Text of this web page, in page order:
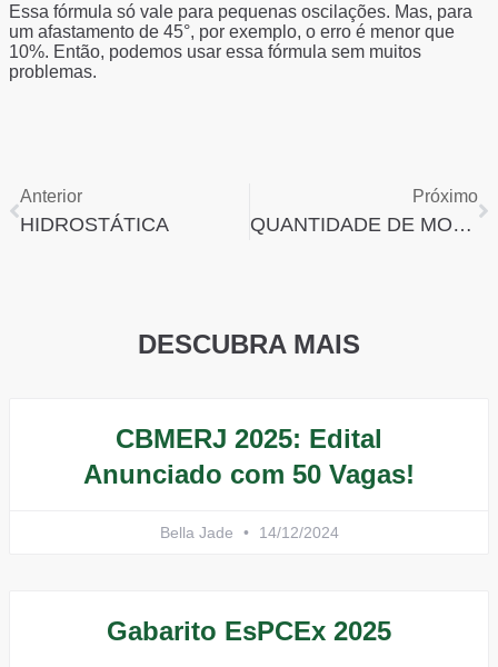
Essa fórmula só vale para pequenas oscilações. Mas, para
um afastamento de 45°, por exemplo, o erro é menor que
10%. Então, podemos usar essa fórmula sem muitos
problemas.
Anterior
HIDROSTÁTICA
Próximo
QUANTIDADE DE MOVIMENTO
DESCUBRA MAIS
CBMERJ 2025: Edital
Anunciado com 50 Vagas!
Bella Jade 14/12/2024
Gabarito EsPCEx 2025